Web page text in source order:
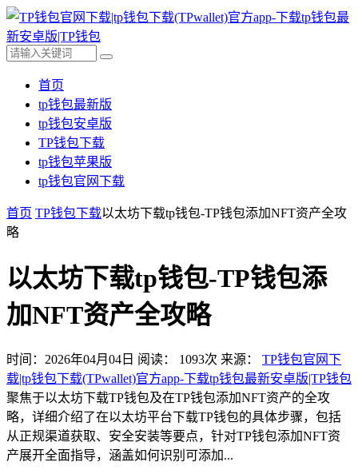
首页
tp钱包最新版
tp钱包安卓版
TP钱包下载
tp钱包苹果版
tp钱包官网下载
首页 TP钱包下载以太坊下载tp钱包-TP钱包添加NFT资产全攻
略
以太坊下载tp钱包-TP钱包添
加NFT资产全攻略
时间：2026年04月04日 阅读： 1093次 来源： TP钱包官网下
载|tp钱包下载(TPwallet)官方app-下载tp钱包最新安卓版|TP钱包
聚焦于以太坊下载TP钱包及在TP钱包添加NFT资产的全攻
略，详细介绍了在以太坊平台下载TP钱包的具体步骤，包括
从正规渠道获取、安全安装等要点，针对TP钱包添加NFT资
产展开全面指导，涵盖如何识别可添加...